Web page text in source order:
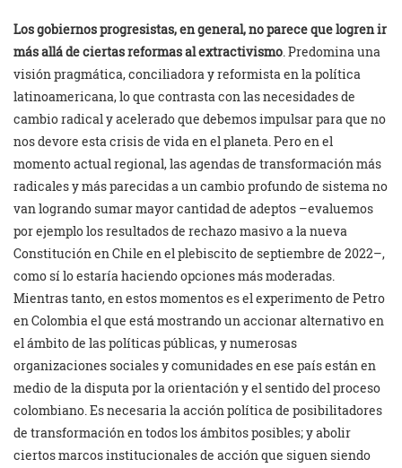
Los gobiernos progresistas, en general, no parece que logren ir
más allá de ciertas reformas al extractivismo. Predomina una
visión pragmática, conciliadora y reformista en la política
latinoamericana, lo que contrasta con las necesidades de
cambio radical y acelerado que debemos impulsar para que no
nos devore esta crisis de vida en el planeta. Pero en el
momento actual regional, las agendas de transformación más
radicales y más parecidas a un cambio profundo de sistema no
van logrando sumar mayor cantidad de adeptos –evaluemos
por ejemplo los resultados de rechazo masivo a la nueva
Constitución en Chile en el plebiscito de septiembre de 2022–,
como sí lo estaría haciendo opciones más moderadas.
Mientras tanto, en estos momentos es el experimento de Petro
en Colombia el que está mostrando un accionar alternativo en
el ámbito de las políticas públicas, y numerosas
organizaciones sociales y comunidades en ese país están en
medio de la disputa por la orientación y el sentido del proceso
colombiano. Es necesaria la acción política de posibilitadores
de transformación en todos los ámbitos posibles; y abolir
ciertos marcos institucionales de acción que siguen siendo